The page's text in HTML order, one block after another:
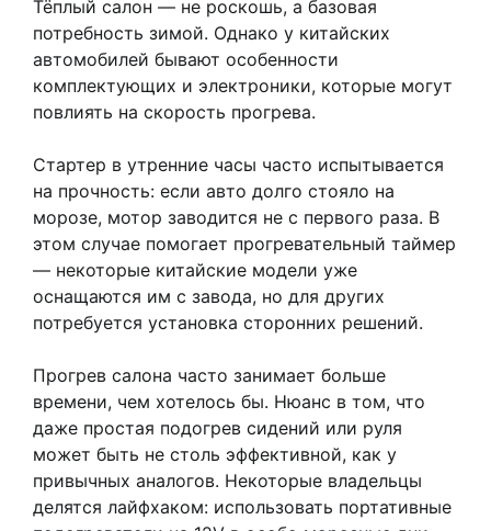
Тёплый салон — не роскошь, а базовая
потребность зимой. Однако у китайских
автомобилей бывают особенности
комплектующих и электроники, которые могут
повлиять на скорость прогрева.
Стартер в утренние часы часто испытывается
на прочность: если авто долго стояло на
морозе, мотор заводится не с первого раза. В
этом случае помогает прогревательный таймер
— некоторые китайские модели уже
оснащаются им с завода, но для других
потребуется установка сторонних решений.
Прогрев салона часто занимает больше
времени, чем хотелось бы. Нюанс в том, что
даже простая подогрев сидений или руля
может быть не столь эффективной, как у
привычных аналогов. Некоторые владельцы
делятся лайфхаком: использовать портативные